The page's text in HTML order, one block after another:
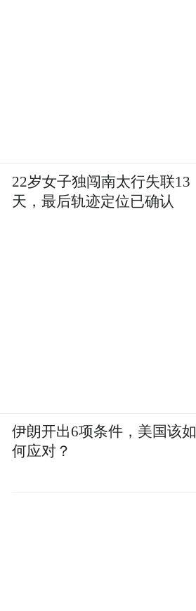
22岁女子独闯南太行失联13
天，最后轨迹定位已确认
伊朗开出6项条件，美国该如
何应对？